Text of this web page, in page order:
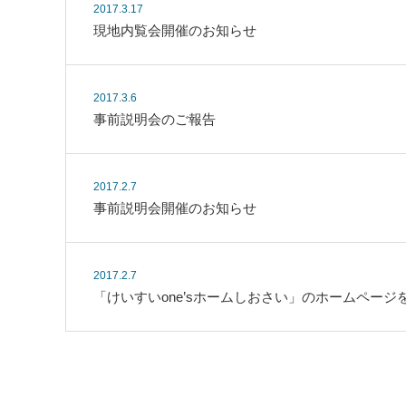
2017.3.17
現地内覧会開催のお知らせ
2017.3.6
事前説明会のご報告
2017.2.7
事前説明会開催のお知らせ
2017.2.7
「けいすいone’sホームしおさい」のホームページ